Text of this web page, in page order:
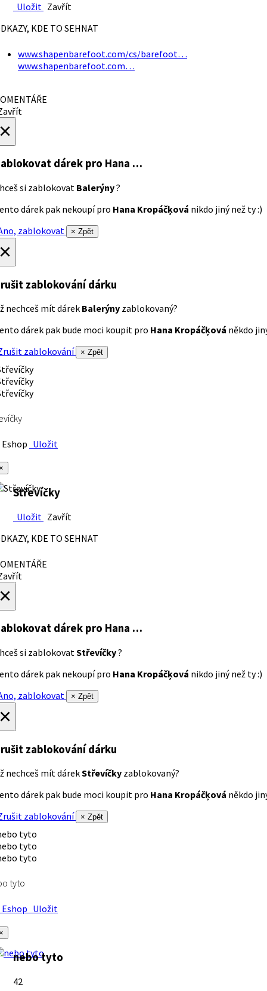
Uložit Zavřít
KDE TO SEHNAT
www.shapenbarefoot.com/cs/barefoot…
www.shapenbarefoot.com…
dárek pro Hana …
si zablokovat Balerýny?
dárek pak nekoupí pro Hana Kropáčķová nikdo jiný než ty :)
zablokovat
× Zpět
zablokování dárku
nechceš mít dárek Balerýny zablokovaný?
dárek pak bude moci koupit pro Hana Kropáčķová někdo
zablokování
× Zpět
Uložit
Střevíčky
Uložit Zavřít
KDE TO SEHNAT
dárek pro Hana …
si zablokovat Střevíčky?
dárek pak nekoupí pro Hana Kropáčķová nikdo jiný než ty :)
zablokovat
× Zpět
zablokování dárku
nechceš mít dárekStřevíčky zablokovaný?
dárek pak bude moci koupit pro Hana Kropáčķová někdo
zablokování
× Zpět
tyto
Uložit
nebo tyto
42